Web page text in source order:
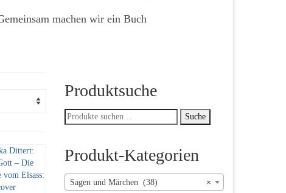
machen wir ein Buch
Produktsuche
Suche
nach:
Suche
Produkt-Kategorien
×
Sagen und Märchen (38)